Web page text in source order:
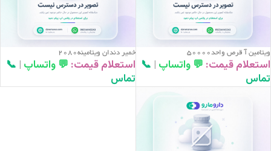
ويتامين آ قرص واحد50000
استعلام قیمت: 💬 واتساپ |
📞
تماس
خمير دندان ويتامينه2080
استعلام قیمت: 💬 واتساپ |
📞
تماس